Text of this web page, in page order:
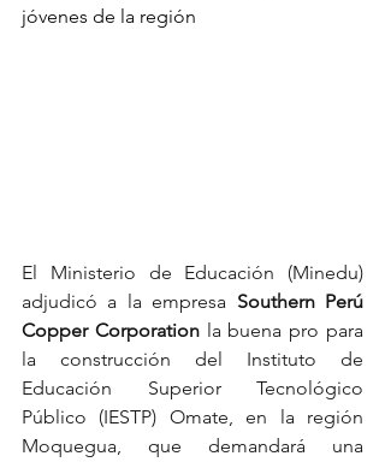
jóvenes de la región
El Ministerio de Educación (Minedu)
adjudicó a la empresa Southern Perú
Copper Corporation la buena pro para
la construcción del Instituto de
Educación Superior Tecnológico
Público (IESTP) Omate, en la región
Moquegua, que demandará una